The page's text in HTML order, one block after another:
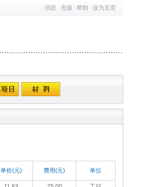
·消息 ·充值 ·帮助 ·设为主页
单价(元) 费用(元) 单位